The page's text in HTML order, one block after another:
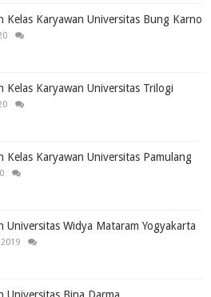
Kelas Karyawan Universitas Bung Karno
Kelas Karyawan Universitas Trilogi
Kelas Karyawan Universitas Pamulang
Universitas Widya Mataram Yogyakarta
Universitas Bina Darma